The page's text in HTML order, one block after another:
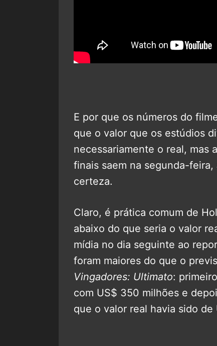
E por que os números do
que o valor que os estúdios
necessariamente o real, mas
finais saem na segunda-
certeza.
Claro, é prática comum de
abaixo do que seria o valor
mídia no dia seguinte ao
foram maiores do que o
Vingadores: Ultimato:
com US$ 350 milhões e
que o valor real havia sido de